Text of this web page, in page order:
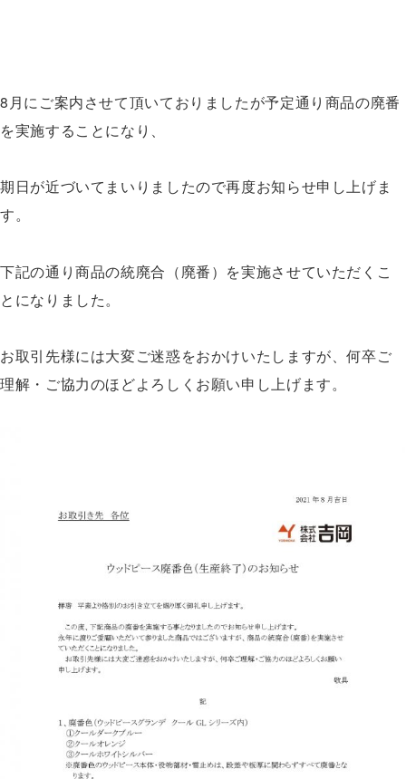
8月にご案内させて頂いておりましたが予定通り商品の廃番
を実施することになり、
期日が近づいてまいりましたので再度お知らせ申し上げま
す。
下記の通り商品の統廃合（廃番）を実施させていただくこ
とになりました。
お取引先様には大変ご迷惑をおかけいたしますが、何卒ご
理解・ご協力のほどよろしくお願い申し上げます。